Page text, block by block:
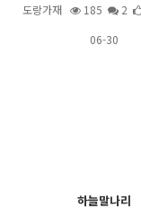
도랑가재 185 2
06-30
하늘말나리